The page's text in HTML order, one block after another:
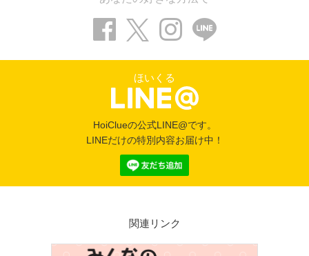
ほいくる
HoiClueの公式LINE@です。
LINEだけの特別内容お届け中！
関連リンク